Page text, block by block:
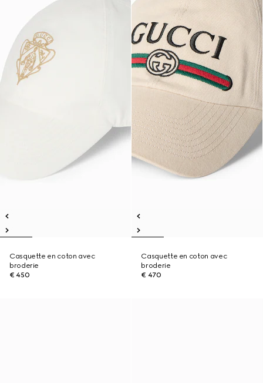
Casquette en coton avec
broderie
€ 450
Casquette en coton avec
broderie
€ 470